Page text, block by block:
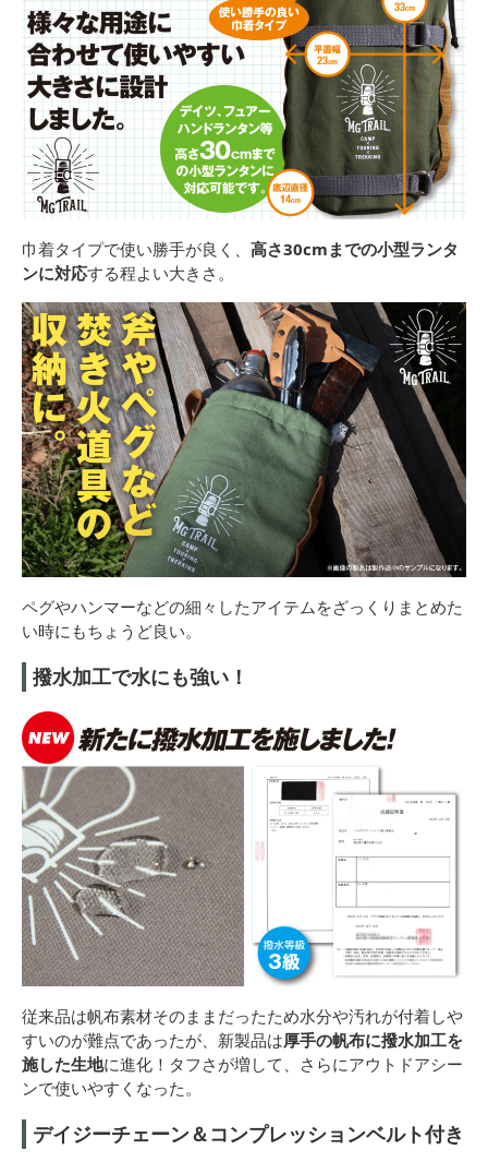
巾着タイプで使い勝手が良く、 高さ30cmまでの小型ランタ
ンに対応する程よい大きさ。
ペグやハンマーなどの細々したアイテムをざっくりまとめた
い時にもちょうど良い。
撥水加工で水にも強い！
従来品は帆布素材そのままだったため水分や汚れが付着しや
すいのが難点であったが、新製品は厚手の帆布に撥水加工を
施した生地に進化！タフさが増して、さらにアウトドアシー
ンで使いやすくなった。
デイジーチェーン＆コンプレッションベルト付き